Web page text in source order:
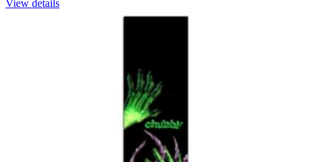
View details